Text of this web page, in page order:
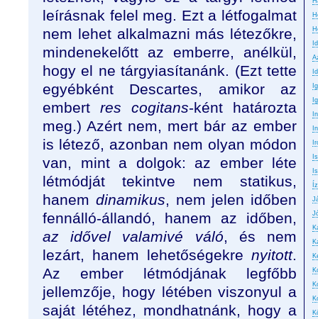
leírásnak felel meg. Ezt a létfogalmat
nem lehet alkalmazni más létezőkre,
mindenekelőtt az emberre, anélkül,
hogy el ne tárgyiasítanánk. (Ezt tette
egyébként Descartes, amikor az
embert res cogitans-ként határozta
meg.) Azért nem, mert bár az ember
is létező, azonban nem olyan módon
van, mint a dolgok: az ember léte
létmódját tekintve nem statikus,
hanem dinamikus, nem jelen időben
fennálló-állandó, hanem az időben,
az idővel valamivé váló, és nem
lezárt, hanem lehetőségekre nyitott.
Az ember létmódjának legfőbb
jellemzője, hogy létében viszonyul a
saját létéhez, mondhatnánk, hogy a